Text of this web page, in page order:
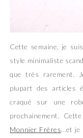
Cette semaine, je
style minimaliste
que très rarement.
plupart des articles
craqué sur une
prochainement.
Monnier Frères…et je